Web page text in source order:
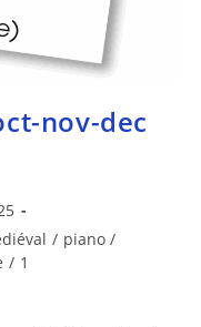
nov-dec
/ piano /
/ 1